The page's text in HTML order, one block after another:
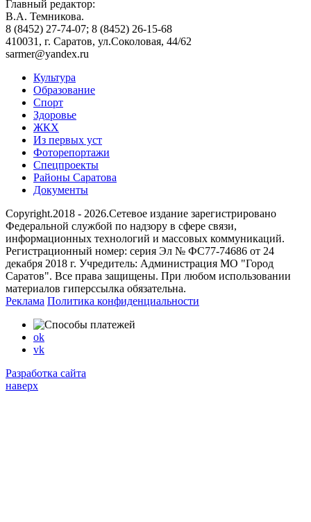
Главный редактор:
В.А. Темникова.
8 (8452) 27-74-07; 8 (8452) 26-15-68
410031, г. Саратов, ул.Соколовая, 44/62
sarmer@yandex.ru
Культура
Образование
Спорт
Здоровье
ЖКХ
Из пеpвых уст
Фоторепортажи
Спецпроекты
Районы Саратова
Документы
Copyright.2018 - 2026.Сетевое издание зарегистрировано
Федеральной службой по надзору в сфере связи,
информационных технологий и массовых коммуникаций.
Регистрационный номер: серия Эл № ФС77-74686 от 24
декабря 2018 г. Учредитель: Администрация МО "Город
Саратов". Все права защищены. При любом использовании
материалов гиперссылка обязательна.
Реклама Политика конфиденциальности
ok
vk
Разработка сайта
наверх